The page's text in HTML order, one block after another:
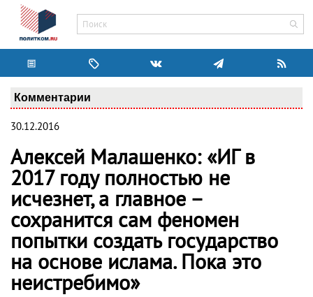
Комментарии
30.12.2016
Алексей Малашенко: «ИГ в
2017 году полностью не
исчезнет, а главное –
сохранится сам феномен
попытки создать государство
на основе ислама. Пока это
неистребимо»